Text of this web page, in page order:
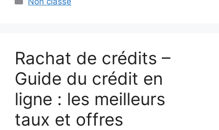
Rachat de crédits –
Guide du crédit en
ligne : les meilleurs
taux et offres